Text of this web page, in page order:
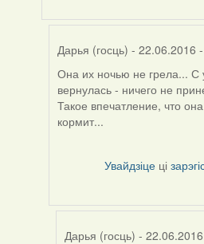
Дарья (госць) - 22.06.2016
In
reply
to
by
Она их ночью не грела... С
вернулась - ничего не
Такое впечатление, что
кормит...
Увайдзіце ці
Дарья (госць) -